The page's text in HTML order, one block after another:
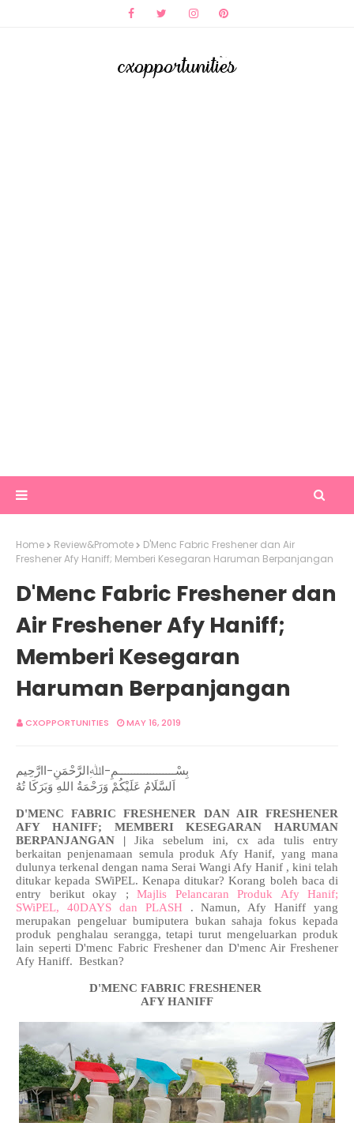
Home Review&Promote
D'Menc Fabric Freshener dan Air
Freshener Afy Haniff; Memberi Kesegaran Haruman Berpanjangan
D'Menc Fabric Freshener dan
Air Freshener Afy Haniff;
Memberi Kesegaran
Haruman Berpanjangan
CXOPPORTUNITIES MAY 16, 2019
بِسْــــــــــــــــــمِ-اﷲِالرَّحْمَنِ-اارَّحِيم
اَلسَّلَامُ عَلَيْكُمْ وَرَحْمَةُ اللهِ وَبَرَكَا تُهُ
D'MENC FABRIC FRESHENER DAN AIR FRESHENER
AFY HANIFF; MEMBERI KESEGARAN HARUMAN
BERPANJANGAN | Jika sebelum ini, cx ada tulis entry
berkaitan penjenamaan semula produk Afy Hanif, yang mana
dulunya terkenal dengan nama Serai Wangi Afy Hanif , kini telah
ditukar kepada SWiPEL. Kenapa ditukar? Korang boleh baca di
entry berikut okay ; Majlis Pelancaran Produk Afy Hanif;
SWiPEL, 40DAYS dan PLASH . Namun, Afy Haniff yang
merupakan pengeluar bumiputera bukan sahaja fokus kepada
produk penghalau serangga, tetapi turut mengeluarkan produk
lain seperti D'menc Fabric Freshener dan D'menc Air Freshener
Afy Haniff. Bestkan?
D'MENC FABRIC FRESHENER
AFY HANIFF